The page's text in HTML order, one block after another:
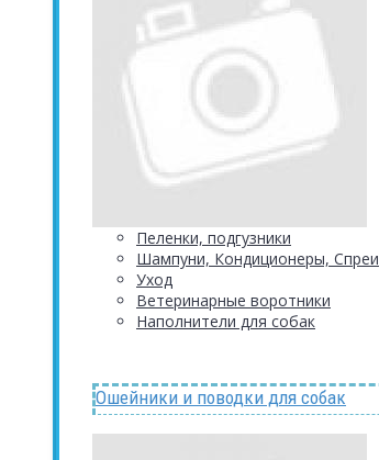
Пеленки, подгузники
Шампуни, Кондиционеры, Спреи
Уход
Ветеринарные воротники
Наполнители для собак
Ошейники и поводки для собак